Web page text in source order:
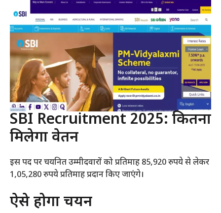
SBI Recruitment 2025: कितना
मिलेगा वेतन
इस पद पर चयनित उम्मीदवारों को प्रतिमाह 85,920 रुपये से लेकर
1,05,280 रुपये प्रतिमाह प्रदान किए जाएंगे।
ऐसे होगा चयन